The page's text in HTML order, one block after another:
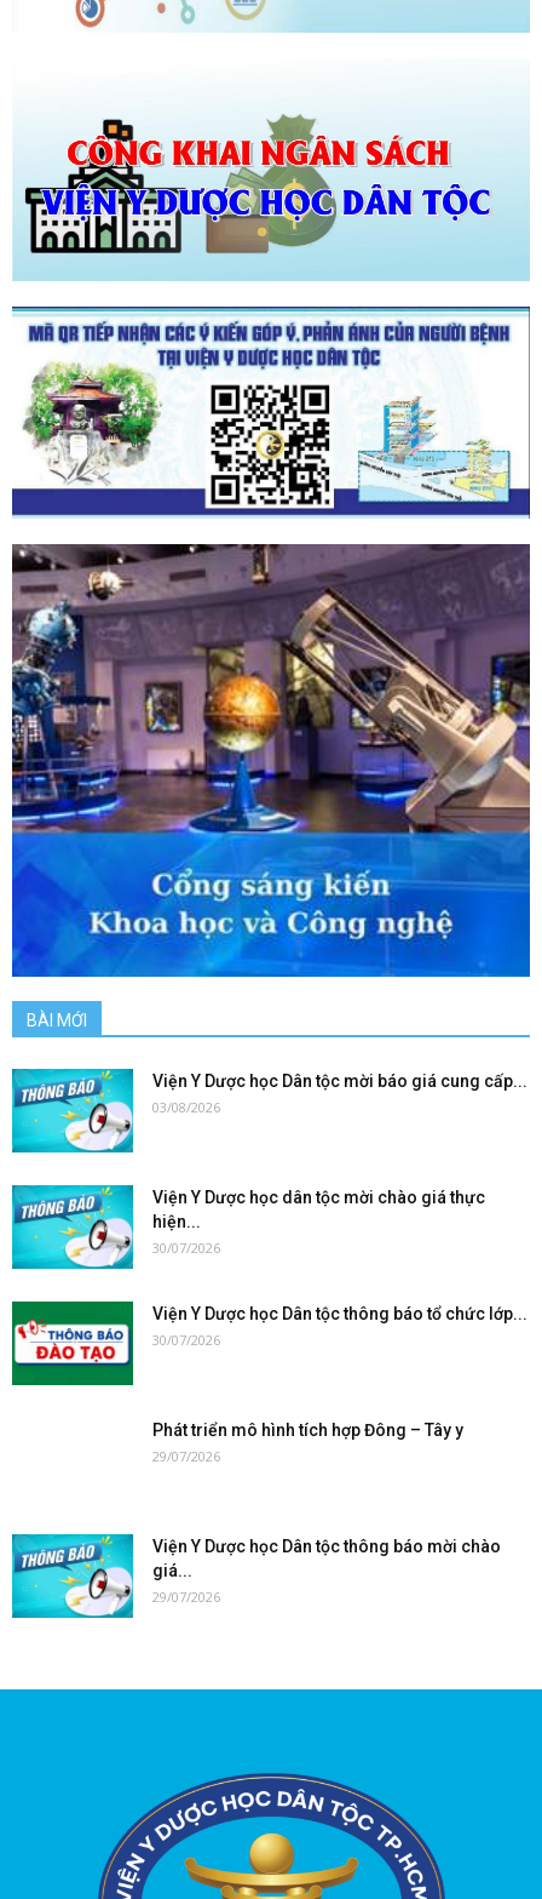
BÀI MỚI
Viện Y Dược học Dân tộc mời báo giá cung cấp...
03/08/2026
Viện Y Dược học dân tộc mời chào giá thực
hiện...
30/07/2026
Viện Y Dược học Dân tộc thông báo tổ chức lớp...
30/07/2026
Phát triển mô hình tích hợp Đông – Tây y
29/07/2026
Viện Y Dược học Dân tộc thông báo mời chào
giá...
29/07/2026